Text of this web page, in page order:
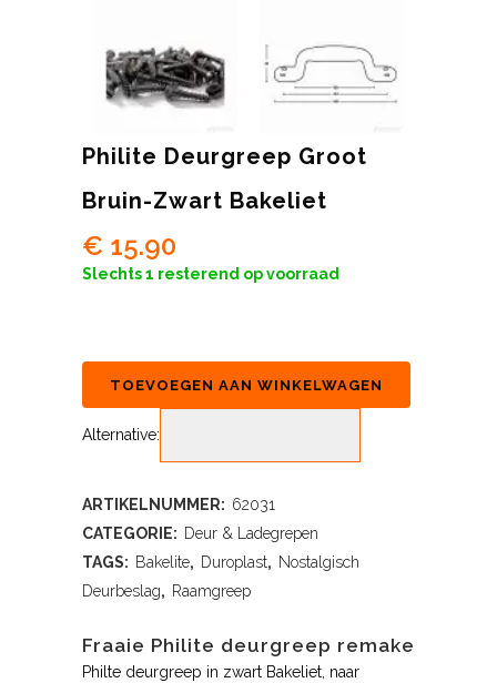
Philite Deurgreep Groot
Bruin-Zwart Bakeliet
€ 15.90
Slechts 1 resterend op voorraad
TOEVOEGEN AAN WINKELWAGEN
Alternative:
ARTIKELNUMMER: 62031
CATEGORIE: Deur & Ladegrepen
TAGS: Bakelite, Duroplast, Nostalgisch
Deurbeslag, Raamgreep
Fraaie Philite deurgreep remake
Philte deurgreep in zwart Bakeliet, naar